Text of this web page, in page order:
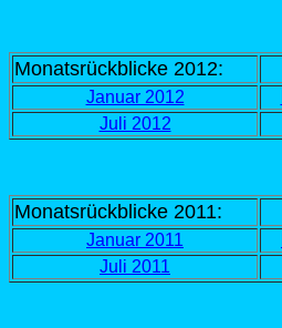
Monatsrückblicke 2012:
Januar 2012
Juli 2012
Monatsrückblicke 2011:
Januar 2011
Juli 2011